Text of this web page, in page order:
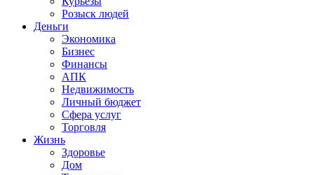
Розыск людей
Деньги
Экономика
Бизнес
Финансы
АПК
Недвижимость
Личный бюджет
Сфера услуг
Торговля
Жизнь
Здоровье
Дом